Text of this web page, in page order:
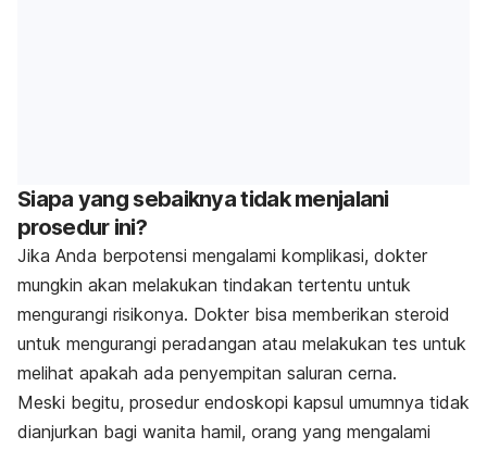
Siapa yang sebaiknya tidak menjalani
prosedur ini?
Jika Anda berpotensi mengalami komplikasi, dokter
mungkin akan melakukan tindakan tertentu untuk
mengurangi risikonya. Dokter bisa memberikan steroid
untuk mengurangi peradangan atau melakukan tes untuk
melihat apakah ada penyempitan saluran cerna.
Meski begitu, prosedur endoskopi kapsul umumnya tidak
dianjurkan bagi wanita hamil, orang yang mengalami